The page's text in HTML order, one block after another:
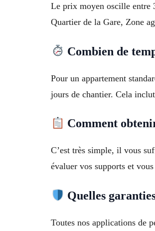
Le prix moyen oscille entre
Quartier de la Gare, Zone
Combien de
Pour un appartement
jours de chantier. Cela
Comment
C’est très simple, il vous
évaluer vos supports et
Quelles
Toutes nos applications de